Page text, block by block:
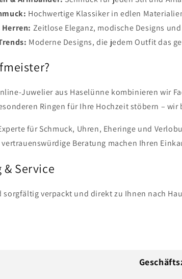
Hochwertige Klassiker in edlen
Zeitlose Eleganz, modische Designs
Moderne Designs, die jedem Outfit das
Juwelier aus Haselünne kombinieren wir
Ringen für Ihre Hochzeit stöbern –
für Schmuck, Uhren, Eheringe und
Beratung machen Ihren
Service
sorgfältig verpackt und direkt zu Ihnen nach